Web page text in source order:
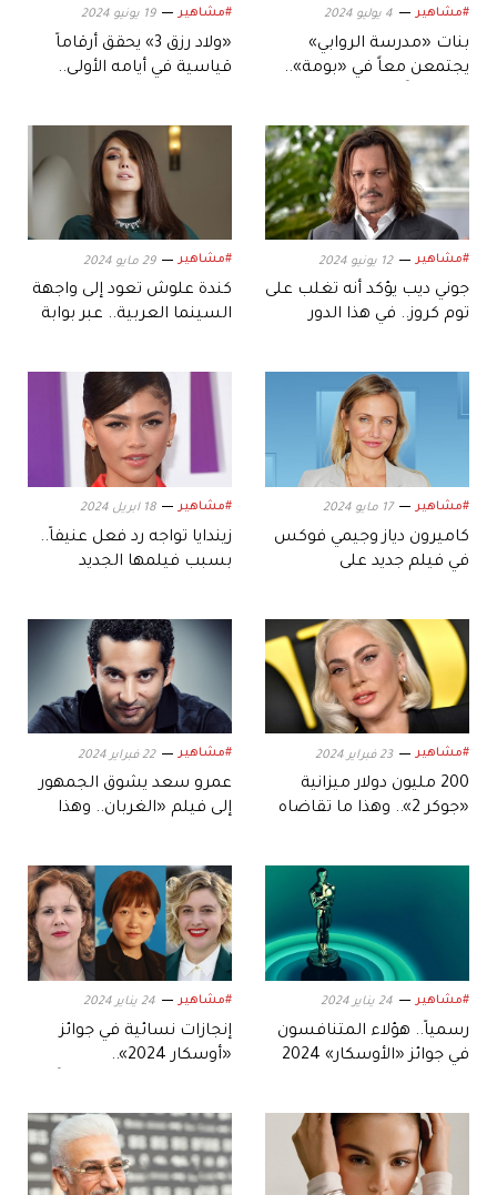
#مشاهير 4 يوليو 2024
بنات «مدرسة الروابي»
يجتمعن معاً في «بومة»..
#مشاهير 19 يونيو 2024
«ولاد رزق 3» يحقق أرقاماً
قياسية في أيامه الأولى..
#مشاهير 12 يونيو 2024
جوني ديب يؤكد أنه تغلب على
توم كروز.. في هذا الدور
#مشاهير 29 مايو 2024
كندة علوش تعود إلى واجهة
السينما العربية.. عبر بوابة
#مشاهير 17 مايو 2024
كاميرون دياز وجيمي فوكس
في فيلم جديد على
#مشاهير 18 ابريل 2024
زيندايا تواجه رد فعل عنيفاً..
بسبب فيلمها الجديد
#مشاهير 23 فبراير 2024
200 مليون دولار ميزانية
«جوكر 2».. وهذا ما تقاضاه
#مشاهير 22 فبراير 2024
عمرو سعد يشوق الجمهور
إلى فيلم «الغربان.. وهذا
#مشاهير 24 يناير 2024
رسمياً.. هؤلاء المتنافسون
في جوائز «الأوسكار» 2024
#مشاهير 24 يناير 2024
إنجازات نسائية في جوائز
«أوسكار 2024»..